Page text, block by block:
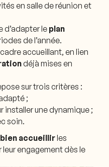
en salle de réunion et
d’adapter le plan
de l’année.
accueillant, en lien
déjà mises en
sur trois critères :
;
installer une dynamique ;
soin.
bien accueillirles
engagement dès le